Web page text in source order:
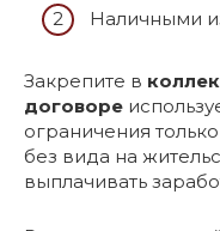
Наличными
Закрепите в
договоре
ограничения
без вида на
выплачивать